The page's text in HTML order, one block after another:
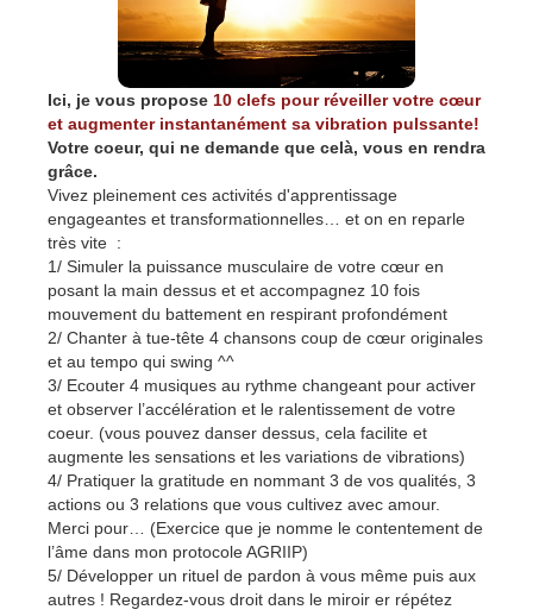
Ici, je vous propose 10 clefs pour réveiller votre cœur
et augmenter instantanément sa vibration pulssante!
Votre coeur, qui ne demande que celà, vous en rendra
grâce.
Vivez pleinement ces activités d'apprentissage
engageantes et transformationnelles… et on en reparle
très vite :
1/ Simuler la puissance musculaire de votre cœur en
posant la main dessus et et accompagnez 10 fois
mouvement du battement en respirant profondément
2/ Chanter à tue-tête 4 chansons coup de cœur originales
et au tempo qui swing ^^
3/ Ecouter 4 musiques au rythme changeant pour activer
et observer l’accélération et le ralentissement de votre
coeur. (vous pouvez danser dessus, cela facilite et
augmente les sensations et les variations de vibrations)
4/ Pratiquer la gratitude en nommant 3 de vos qualités, 3
actions ou 3 relations que vous cultivez avec amour.
Merci pour… (Exercice que je nomme le contentement de
l’âme dans mon protocole AGRIIP)
5/ Développer un rituel de pardon à vous même puis aux
autres ! Regardez-vous droit dans le miroir er répétez